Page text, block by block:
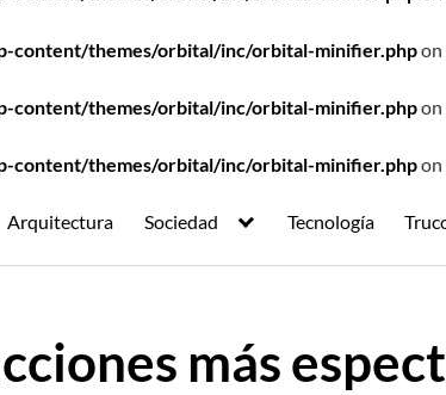
content/themes/orbital/inc/orbital-minifier.phpon
content/themes/orbital/inc/orbital-minifier.phpon
content/themes/orbital/inc/orbital-minifier.phpon
Arquitectura Sociedad Tecnología
más